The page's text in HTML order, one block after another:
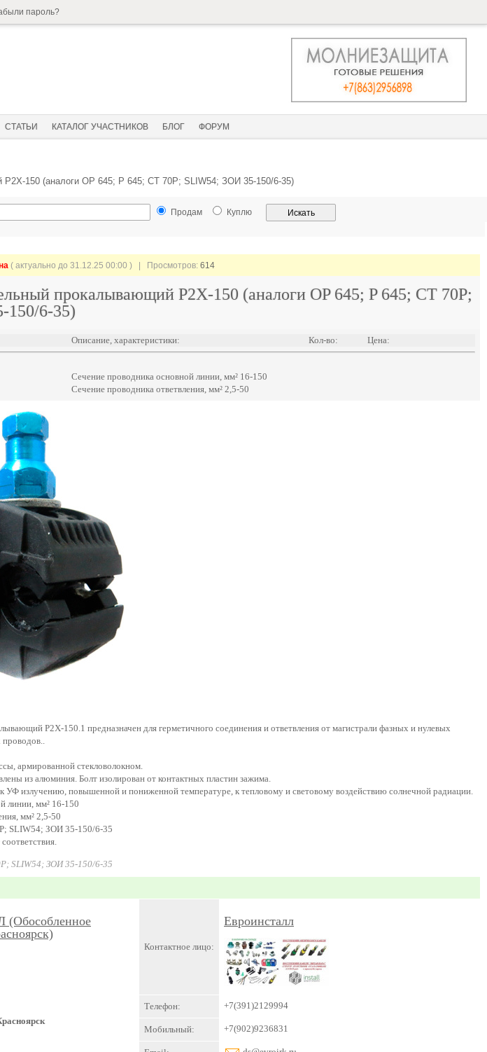
пароль?
СТАТЬИ КАТАЛОГ УЧАСТНИКОВ БЛОГ ФОРУМ
150 (аналоги OP 645; P 645; CT 70P; SLIW54; ЗОИ 35-150/6-35)
Продам
Куплю
( актуально до 31.12.25 00:00 ) | Просмотров: 614
прокалывающий P2X-150 (аналоги OP 645; P 645; CT 70P;
150/6-35)
Описание, характеристики: Кол-во: Цена:
Сечение проводника основной линии, мм² 16-150
Сечение проводника ответвления, мм² 2,5-50
P2X-150.1 предназначен для герметичного соединения и ответвления от магистрали фазных и нулевых
армированной стекловолокном.
из алюминия. Болт изолирован от контактных пластин зажима.
УФ излучению, повышенной и пониженной температуре, к тепловому и световому воздействию солнечной радиации.
линии, мм² 16-150
мм² 2,5-50
SLIW54; ЗОИ 35-150/6-35
SLIW54; ЗОИ 35-150/6-35
Контактное лицо:
Евроинсталл
Телефон: +7(391)2129994
Мобильный: +7(902)9236831